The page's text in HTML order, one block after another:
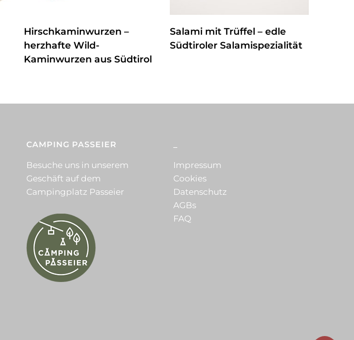
Hirschkaminwurzen –
herzhafte Wild-
Kaminwurzen aus Südtirol
Salami mit Trüffel – edle
Südtiroler Salamispezialität
CAMPING PASSEIER
Besuche uns in unserem
Geschäft auf dem
Campingplatz Passeier
Impressum
Cookies
Datenschutz
AGBs
FAQ